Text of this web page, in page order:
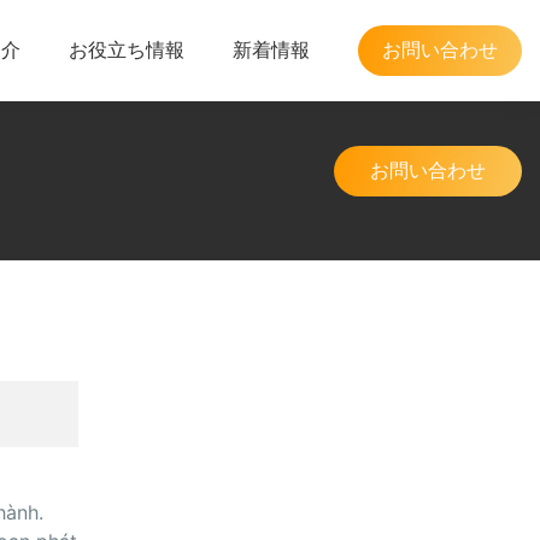
お役立ち情報 新着情報 お問い合わせ
お問い合わせ